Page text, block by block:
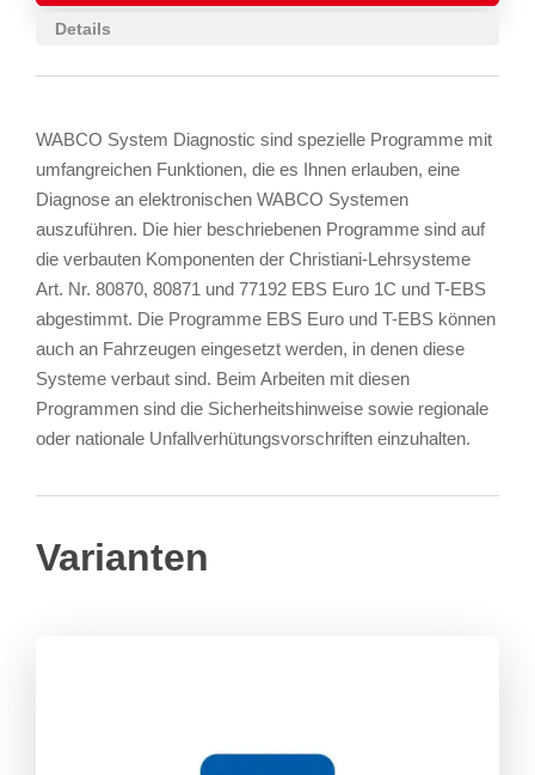
Details
WABCO System Diagnostic sind spezielle Programme mit
umfangreichen Funktionen, die es Ihnen erlauben, eine
Diagnose an elektronischen WABCO Systemen
auszuführen. Die hier beschriebenen Programme sind auf
die verbauten Komponenten der Christiani-Lehrsysteme
Art. Nr. 80870, 80871 und 77192 EBS Euro 1C und T-EBS
abgestimmt. Die Programme EBS Euro und T-EBS können
auch an Fahrzeugen eingesetzt werden, in denen diese
Systeme verbaut sind. Beim Arbeiten mit diesen
Programmen sind die Sicherheitshinweise sowie regionale
oder nationale Unfallverhütungsvorschriften einzuhalten.
Varianten